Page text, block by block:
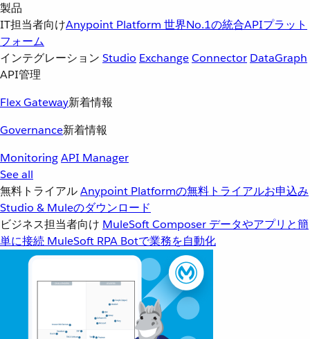
製品
IT担当者向けAnypoint Platform 世界No.1の統合APIプラット
フォーム
インテグレーション Studio ExchangeConnector DataGraph
API管理
Flex Gateway新着情報
Governance新着情報
MonitoringAPI Manager
See all
無料トライアルAnypoint Platformの無料トライアルお申込み
Studio & Muleのダウンロード
ビジネス担当者向け MuleSoft Composer データやアプリと簡
単に接続 MuleSoft RPA Botで業務を自動化